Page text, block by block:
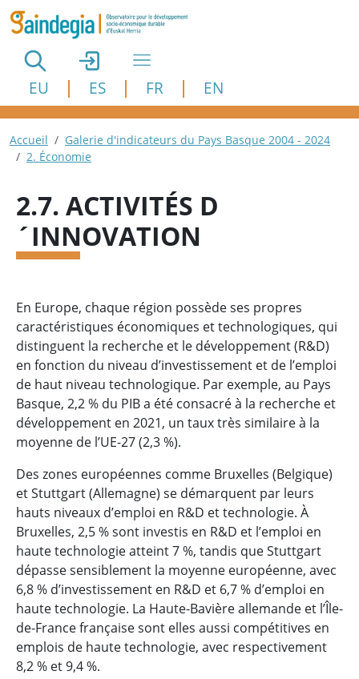
Aller au contenu principal
EU ES FR EN
Fil d'Ariane
Accueil
Galerie d'indicateurs du Pays Basque 2004 - 2024
2. Économie
2.7. ACTIVITÉS D
´INNOVATION
En Europe, chaque région possède ses propres
caractéristiques économiques et technologiques, qui
distinguent la recherche et le développement (R&D)
en fonction du niveau d’investissement et de l’emploi
de haut niveau technologique. Par exemple, au Pays
Basque, 2,2 % du PIB a été consacré à la recherche et
développement en 2021, un taux très similaire à la
moyenne de l’UE-27 (2,3 %).
Des zones européennes comme Bruxelles (Belgique)
et Stuttgart (Allemagne) se démarquent par leurs
hauts niveaux d’emploi en R&D et technologie. À
Bruxelles, 2,5 % sont investis en R&D et l’emploi en
haute technologie atteint 7 %, tandis que Stuttgart
dépasse sensiblement la moyenne européenne, avec
6,8 % d’investissement en R&D et 6,7 % d’emploi en
haute technologie. La Haute-Bavière allemande et l’Île-
de-France française sont elles aussi compétitives en
emplois de haute technologie, avec respectivement
8,2 % et 9,4 %.